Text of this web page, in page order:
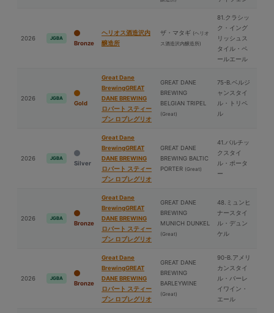
2026 JGBA
Bronze
ヘリオス酒造沢内
醸造所
ザ・マタギ (ヘリオ
ス酒造沢内醸造所)
81.クラシッ
ク・イング
リッシュス
タイル・ペ
ールエール
2026 JGBA
Gold
Great Dane
BrewingGREAT
DANE BREWING
ロバート スティー
ブン ロブレグリオ
GREAT DANE
BREWING
BELGIAN TRIPEL
(Great)
75-B.ベルジ
ャンスタイ
ル・トリペ
ル
2026 JGBA
Silver
Great Dane
BrewingGREAT
DANE BREWING
ロバート スティー
ブン ロブレグリオ
GREAT DANE
BREWING BALTIC
PORTER (Great)
41.バルチッ
クスタイ
ル・ポータ
ー
2026 JGBA
Bronze
Great Dane
BrewingGREAT
DANE BREWING
ロバート スティー
ブン ロブレグリオ
GREAT DANE
BREWING
MUNICH DUNKEL
(Great)
48.ミュンヒ
ナースタイ
ル・デュン
ケル
2026 JGBA
Bronze
Great Dane
BrewingGREAT
DANE BREWING
ロバート スティー
ブン ロブレグリオ
GREAT DANE
BREWING
BARLEYWINE
(Great)
90-B.アメリ
カンスタイ
ル・バーレ
イワイン・
エール